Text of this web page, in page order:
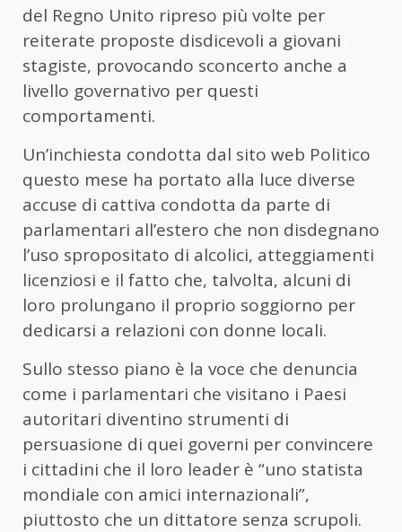
del Regno Unito ripreso più volte per
reiterate proposte disdicevoli a giovani
stagiste, provocando sconcerto anche a
livello governativo per questi
comportamenti.
Un’inchiesta condotta dal sito web Politico
questo mese ha portato alla luce diverse
accuse di cattiva condotta da parte di
parlamentari all’estero che non disdegnano
l’uso spropositato di alcolici, atteggiamenti
licenziosi e il fatto che, talvolta, alcuni di
loro prolungano il proprio soggiorno per
dedicarsi a relazioni con donne locali.
Sullo stesso piano è la voce che denuncia
come i parlamentari che visitano i Paesi
autoritari diventino strumenti di
persuasione di quei governi per convincere
i cittadini che il loro leader è “uno statista
mondiale con amici internazionali”,
piuttosto che un dittatore senza scrupoli.